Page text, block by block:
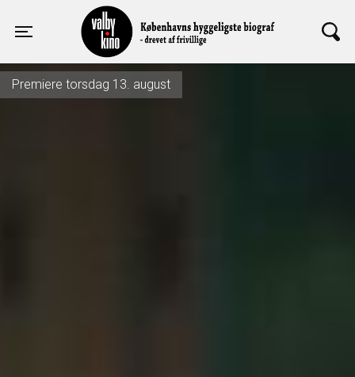
Toggle navigation
Valby Kino
Premiere torsdag 13. august